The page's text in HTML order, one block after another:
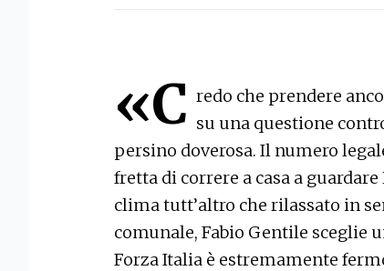
«C redo che prendere
su una questione
persino doverosa. Il numero
fretta di correre a casa a
clima tutt’altro che rilassato in
comunale, Fabio Gentile sceglie
Forza Italia è estremamente